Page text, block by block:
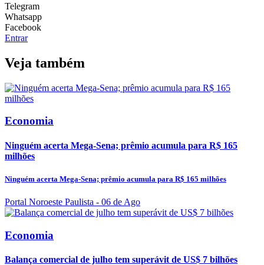
Telegram
Whatsapp
Facebook
Entrar
Veja também
Economia
Ninguém acerta Mega-Sena; prêmio acumula para R$ 165
milhões
Ninguém acerta Mega-Sena; prêmio acumula para R$ 165 milhões
Portal Noroeste Paulista - 06 de Ago
Economia
Balança comercial de julho tem superávit de US$ 7 bilhões